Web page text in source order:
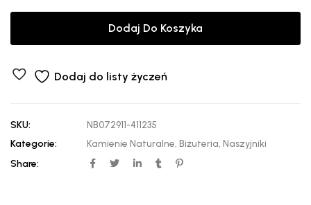
Dodaj Do Koszyka
Dodaj do listy życzeń
SKU:
NB072911-411235
Kategorie:
Kamienie Naturalne, Biżuteria, Naszyjniki
Share: